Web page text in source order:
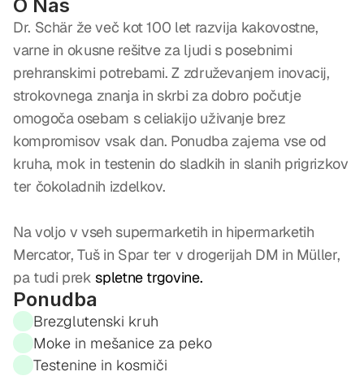
O Nas
Dr. Schär že več kot 100 let razvija kakovostne,
varne in okusne rešitve za ljudi s posebnimi
prehranskimi potrebami. Z združevanjem inovacij,
strokovnega znanja in skrbi za dobro počutje
omogoča osebam s celiakijo uživanje brez
kompromisov vsak dan. Ponudba zajema vse od
kruha, mok in testenin do sladkih in slanih prigrizkov
ter čokoladnih izdelkov.
Na voljo v vseh supermarketih in hipermarketih
Mercator, Tuš in Spar ter v drogerijah DM in Müller,
pa tudi prek spletne trgovine.
Ponudba
Brezglutenski kruh
Moke in mešanice za peko
Testenine in kosmiči